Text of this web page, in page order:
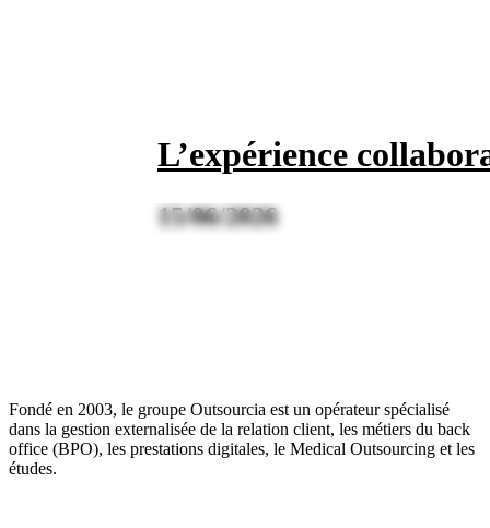
L’expérience
15/06/2026
Fondé en 2003, le groupe Outsourcia est un opérateur spécialisé
dans la gestion externalisée de la relation client, les métiers du back
office (BPO), les prestations digitales, le Medical Outsourcing et les
études.